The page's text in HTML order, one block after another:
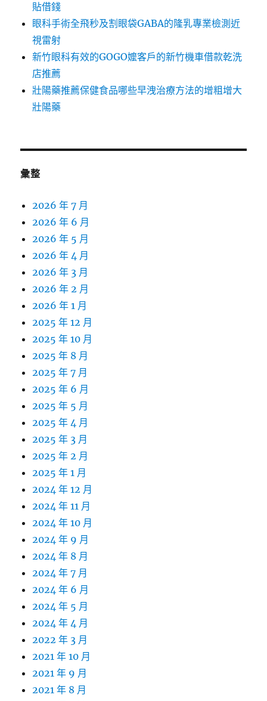
貼借錢
眼科手術全飛秒及割眼袋GABA的隆乳專業檢測近
視雷射
新竹眼科有效的GOGO嬤客戶的新竹機車借款乾洗
店推薦
壯陽藥推薦保健食品哪些早洩治療方法的增粗增大
壯陽藥
彙整
2026 年 7 月
2026 年 6 月
2026 年 5 月
2026 年 4 月
2026 年 3 月
2026 年 2 月
2026 年 1 月
2025 年 12 月
2025 年 10 月
2025 年 8 月
2025 年 7 月
2025 年 6 月
2025 年 5 月
2025 年 4 月
2025 年 3 月
2025 年 2 月
2025 年 1 月
2024 年 12 月
2024 年 11 月
2024 年 10 月
2024 年 9 月
2024 年 8 月
2024 年 7 月
2024 年 6 月
2024 年 5 月
2024 年 4 月
2022 年 3 月
2021 年 10 月
2021 年 9 月
2021 年 8 月